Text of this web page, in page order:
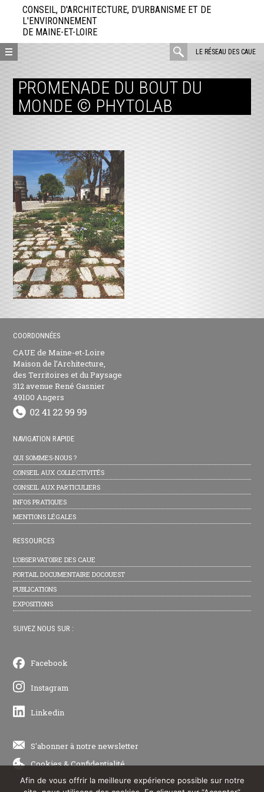
directement
contenu
CONSEIL, D'ARCHITECTURE, D'URBANISME ET DE
L'ENVIRONNEMENT
DE MAINE-ET-LOIRE
LE RÉSEAU DES CAUE
rechercher
PROMENADE DU BOUT DU
MONDE © PHYTOLAB
COORDONNÉES
CAUE de Maine-et-Loire
Maison de l’Architecture,
des Territoires et du Paysage
312 avenue René Gasnier
49100 Angers
NAVIGATION RAPIDE
QUI SOMMES-NOUS ?
CONSEIL AUX COLLECTIVITÉS
CONSEIL AUX PARTICULIERS
INFOS PRATIQUES
MENTIONS LÉGALES
RESSOURCES
L’OBSERVATOIRE DES CAUE
PORTAIL DOCUMENTAIRE DOCOUEST
PUBLICATIONS
EXPOSITIONS
SUIVEZ NOUS SUR :
Facebook
Instagram
Linkedin
S'abonner à notre newsletter
Cookies&Confidentialité
Afin de vous offrir la meilleure expérience possible sur notre